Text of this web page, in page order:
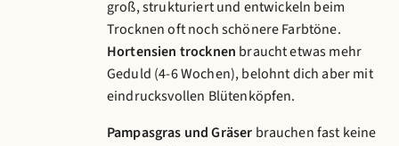
groß, strukturiert und entwickeln beim
Trocknen oft noch schönere Farbtöne.
Hortensien trocknen braucht etwas mehr
Geduld (4-6 Wochen), belohnt dich aber mit
eindrucksvollen Blütenköpfen.
Pampasgras und Gräser brauchen fast keine